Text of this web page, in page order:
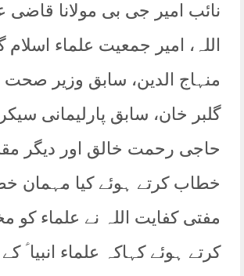
نائب امیر جی بی مولانا قاضی
اللہ، امیر جمعیت علماء
منہاج الدین، سابق وزیر
گلبر خان، سابق پارلیمانی
حاجی رحمت خالق اور دیگر
خطاب کرتے ہوئے کیا مہمان
مفتی کفایت اللہ نے علماء کو
کرتے ہوئے کہاکہ علماء انبیا